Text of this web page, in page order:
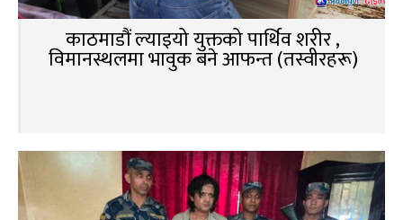
काठमाडौं ल्याइयो युक्तको पार्थिव शरीर ,
विमानस्थलमा भावुक बने आफन्त (तस्वीरहरू)